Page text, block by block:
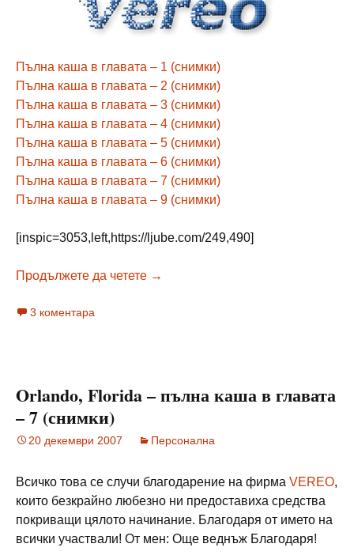
Пълна каша в главата – 1 (снимки)
Пълна каша в главата – 2 (снимки)
Пълна каша в главата – 3 (снимки)
Пълна каша в главата – 4 (снимки)
Пълна каша в главата – 5 (снимки)
Пълна каша в главата – 6 (снимки)
Пълна каша в главата – 7 (снимки)
Пълна каша в главата – 9 (снимки)
[inspic=3053,left,https://ljube.com/249,490]
Продължете да четете Orlando, Florida – пълна каша в
→
3 коментара
Orlando, Florida – пълна каша в главата
– 7 (снимки)
20 декември 2007 Персонална
Всичко това се случи благодарение на фирма VEREO,
които безкрайно любезно ни предоставиха средства
покриващи цялото начинание. Благодаря от името на
всички участвали! От мен: Още веднъж Благодаря!